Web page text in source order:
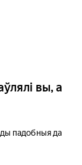
вы, а
падобныя да